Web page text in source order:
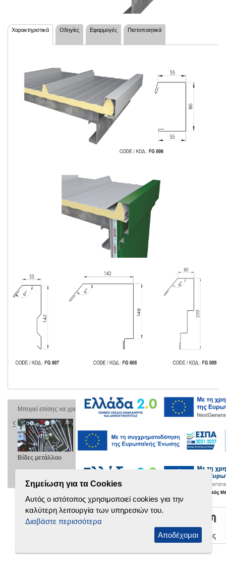
Χαρακτηριστικά Οδηγίες Εφαρμογές Πιστοποιητικά
Μπορεί επίσης να χρειαστείτε
Βίδες μετάλλου
μικρονεύρωσης
τραπεζοειδέςTR
Σημείωση για τα Cookies
Αυτός ο ιστότοπος χρησιμοποιεί cookies για την
καλύτερη λειτουργία των υπηρεσιών του.
Διαβάστε περισσότερα
Αποδέχομαι